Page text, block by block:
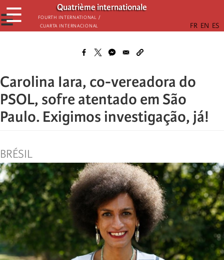
Passar
para
o
Quatrième internationale
Fourth International /
Cuarta Internacional
☰
☰
Carolina Iara, co-vereadora do
PSOL, sofre atentado em São
Paulo. Exigimos investigação, já!
BRÉSIL